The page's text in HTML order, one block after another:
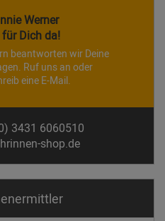
Werner
Dich da!
beantworten wir Deine
Ruf uns an oder
eine E-Mail.
3431 6060510
shop.de